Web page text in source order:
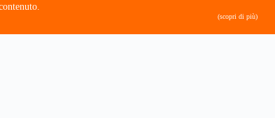
(scopri di più)